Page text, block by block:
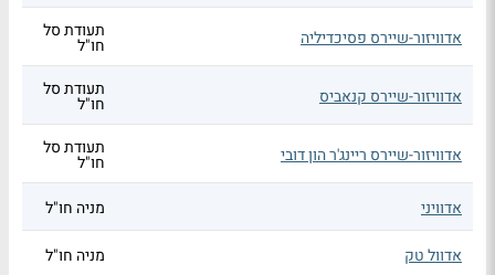
אדוויזור-שיירס פסיכדיליה תעודת סל
חו"ל
אדוויזור-שיירס קנאביס תעודת סל
חו"ל
אדוויזור-שיירס ריינג'ר הון דובי תעודת סל
חו"ל
אדוויני
מניה חו"ל
אדוול טק מניה חו"ל